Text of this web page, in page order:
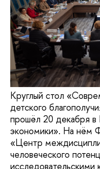
Круглый стол
детского
прошёл 20 декабря
экономики». На
«Центр
человеческого